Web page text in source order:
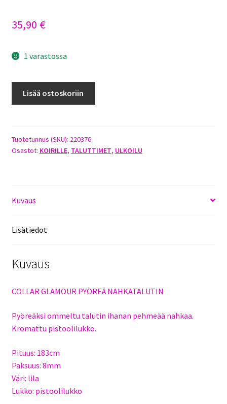
35,90 €
1 varastossa
183CM
LILA
Lisää ostoskoriin
Tuotetunnus (SKU): 220376
Osastot: KOIRILLE, TALUTTIMET, ULKOILU
Kuvaus
Lisätiedot
Kuvaus
COLLAR GLAMOUR PYÖREÄ NAHKATALUTIN
Pyöreäksi ommeltu talutin ihanan pehmeää nahkaa.
Kromattu pistoolilukko.
Pituus: 183cm
Paksuus: 8mm
Väri: lila
Lukko: pistoolilukko